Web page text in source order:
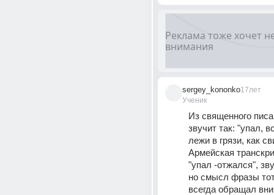
sergey_kononko
Ученик
17лет
Из священного
звучит так: "упал,
лежи в грязи, как
Армейская
"упал -отжался",
но смысл фразы
всегда обращал